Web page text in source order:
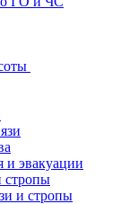
и эвакуации
стропы
и стропы